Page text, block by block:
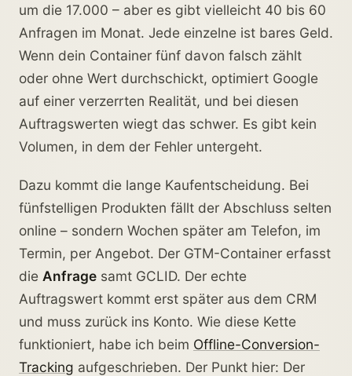
um die 17.000 – aber es gibt vielleicht 40 bis 60
Anfragen im Monat. Jede einzelne ist bares Geld.
Wenn dein Container fünf davon falsch zählt
oder ohne Wert durchschickt, optimiert Google
auf einer verzerrten Realität, und bei diesen
Auftragswerten wiegt das schwer. Es gibt kein
Volumen, in dem der Fehler untergeht.
Dazu kommt die lange Kaufentscheidung. Bei
fünfstelligen Produkten fällt der Abschluss selten
online – sondern Wochen später am Telefon, im
Termin, per Angebot. Der GTM-Container erfasst
die Anfrage samt GCLID. Der echte
Auftragswert kommt erst später aus dem CRM
und muss zurück ins Konto. Wie diese Kette
funktioniert, habe ich beim Offline-Conversion-
Tracking aufgeschrieben. Der Punkt hier: Der